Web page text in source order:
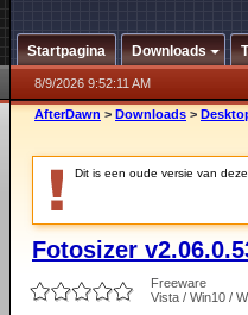
Startpagina Downloads
8/9/2026 9:52:11 AM
AfterDawn > Downloads >
Dit is een oude versie van
Fotosizer
Freeware
Vista / Win10 /